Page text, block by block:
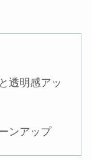
透明感アッ
ンアップ